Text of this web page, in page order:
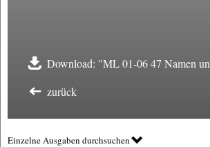
Download: "ML 01-06 47 Namen
zurück
Einzelne Ausgaben durchsuchen